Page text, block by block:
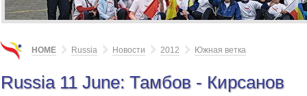
HOME Russia Новости 2012 Южная ветка
Russia 11 June: Тамбов - Кирсанов